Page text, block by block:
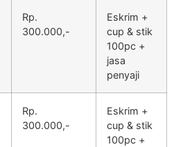
Rp.
300.000,-
Eskrim +
cup & stik
100pc +
jasa
penyaji
Rp.
300.000,-
Eskrim +
cup & stik
100pc +